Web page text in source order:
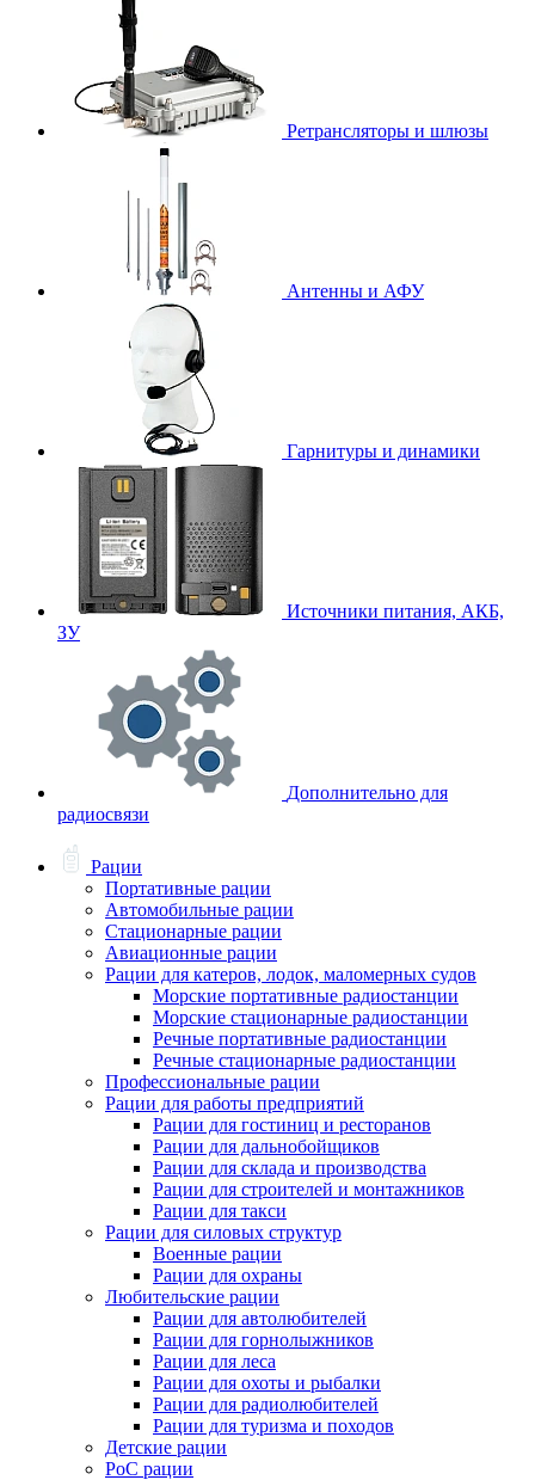
Ретрансляторы и шлюзы
Антенны и АФУ
Гарнитуры и динамики
Источники питания, АКБ,
ЗУ
Дополнительно для
радиосвязи
Рации
Портативные рации
Автомобильные рации
Стационарные рации
Авиационные рации
Рации для катеров, лодок, маломерных судов
Морские портативные радиостанции
Морские стационарные радиостанции
Речные портативные радиостанции
Речные стационарные радиостанции
Профессиональные рации
Рации для работы предприятий
Рации для гостиниц и ресторанов
Рации для дальнобойщиков
Рации для склада и производства
Рации для строителей и монтажников
Рации для такси
Рации для силовых структур
Военные рации
Рации для охраны
Любительские рации
Рации для автолюбителей
Рации для горнолыжников
Рации для леса
Рации для охоты и рыбалки
Рации для радиолюбителей
Рации для туризма и походов
Детские рации
PoC рации